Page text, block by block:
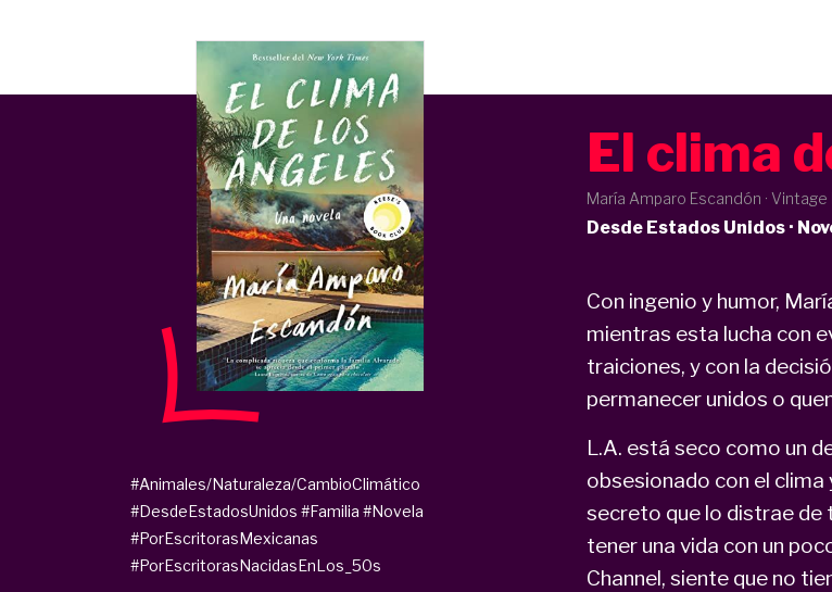
El clima
María Amparo Escandón · Vintage
Desde Estados Unidos ·
Con ingenio y humor,
mientras esta lucha con
traiciones, y con la
permanecer unidos o
L.A. está seco como un
obsesionado con el clima
secreto que lo distrae de
tener una vida con un
Channel, siente que no
#Animales/Naturaleza/CambioClimático
#DesdeEstadosUnidos #Familia #Novela
#PorEscritorasMexicanas
#PorEscritorasNacidasEnLos_50s